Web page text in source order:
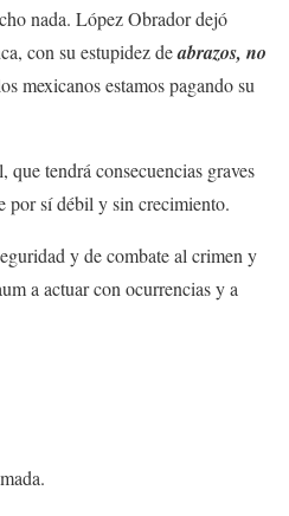
nada. López Obrador dejó
con su estupidez deabrazos, no
mexicanos estamos pagando su
tendrá consecuencias graves
por sí débil y sin crecimiento.
y de combate al crimen y
a actuar con ocurrencias y a